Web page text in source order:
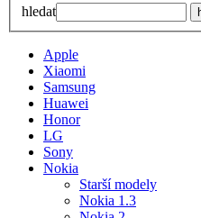
hledat
Apple
Xiaomi
Samsung
Huawei
Honor
LG
Sony
Nokia
Starší modely
Nokia 1.3